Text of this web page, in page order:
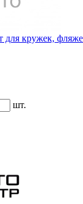
для кружек,
шт.